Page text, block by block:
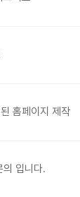
홈페이지 제작
의 입니다.